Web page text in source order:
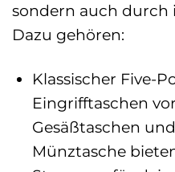
sondern auch durch
Dazu gehören:
Klassischer Five-
Eingrifftaschen
Gesäßtaschen
Münztasche